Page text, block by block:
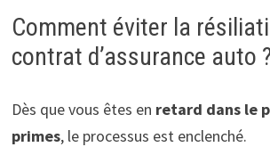
Comment éviter la
contrat d’assurance auto
Dès que vous êtes en retard dans le
primes, le processus est enclenché.